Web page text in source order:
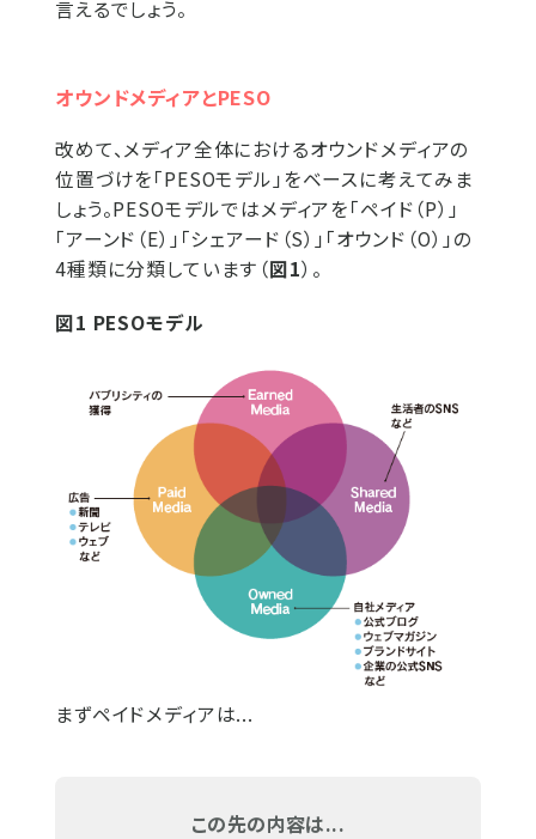
言えるでしょう。
オウンドメディアとPESO
改めて、メディア全体におけるオウンドメディアの
位置づけを「PESOモデル」をベースに考えてみま
しょう。PESOモデルではメディアを「ペイド（P）」
「アーンド（E）」「シェアード（S）」「オウンド（O）」の
4種類に分類しています（図1）。
図1 PESOモデル
まずペイドメディアは...
この先の内容は...